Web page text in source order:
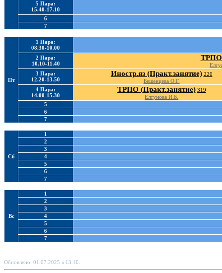
5 Пара:
15.40-17.10
6
7
Пт
1 Пара:
08.30-10.00
2 Пара:
10.10-11.40
ТРПО
3 Пара:
12.20-13.50
Иностр.яз (Практ.занятие) 220
Бешенцева О.Г.
4 Пара:
14.00-15.30
ТРПО (Практ.занятие) 319
Елтунова И.Б.
5
6
7
Сб
1
2
3
4
5
6
7
Вс
1
2
3
4
5
6
7
Обновлено: 01.07.2025 в 13:10.